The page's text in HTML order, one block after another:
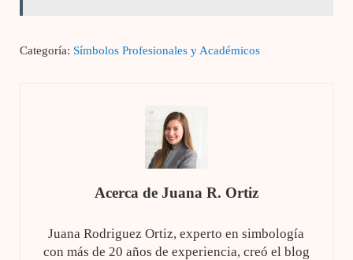
Categoría: Símbolos Profesionales y Académicos
Acerca de Juana R. Ortiz
Juana Rodriguez Ortiz, experto en simbología
con más de 20 años de experiencia, creó el blog